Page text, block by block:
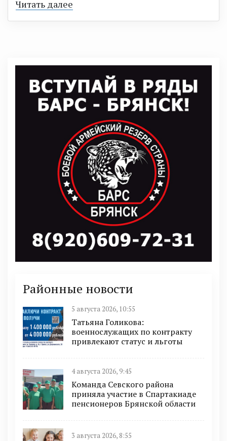
Читать далее
Районные новости
5 августа 2026, 10:55
Татьяна Голикова:
военнослужащих по контракту
привлекают статус и льготы
4 августа 2026, 9:45
Команда Севского района
приняла участие в Спартакиаде
пенсионеров Брянской области
3 августа 2026, 8:55